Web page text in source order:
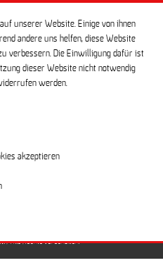
/ Alle Rechte vorbehalten.
unserer Website. Einige von ihnen
andere uns helfen, diese Website
verbessern. Die Einwilligung dafür ist
dieser Website nicht notwendig
werden.
akzeptieren